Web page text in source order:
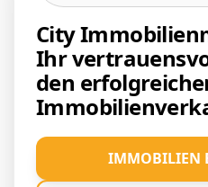
City
Ihr
den
IMMOBILIEN